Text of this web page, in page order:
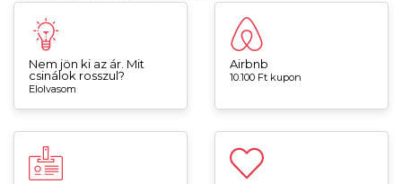
Nem jön ki az ár. Mit
csinálok rosszul?
Elolvasom
Airbnb
10.100 Ft kupon